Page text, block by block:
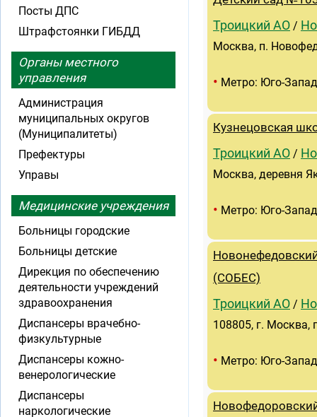
Троицкий АО /
Москва, п.
• Метро: Юго-
Кузнецовская
Троицкий АО /
Москва, деревня
• Метро: Юго-
(СОБЕС)
Троицкий АО /
108805, г. Москва,
• Метро: Юго-
Посты ДПС
Штрафстоянки ГИБДД
Органы местного
управления
Администрация
муниципальных округов
(Муниципалитеты)
Префектуры
Управы
Медицинские учреждения
Больницы городские
Больницы детские
Дирекция по обеспечению
деятельности учреждений
здравоохранения
Диспансеры врачебно-
физкультурные
Диспансеры кожно-
венерологические
Диспансеры
наркологические